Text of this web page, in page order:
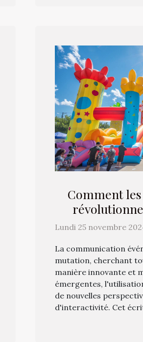
Comment
Lundi 25 novembre
La communication
mutation, cherchant
manière innovante et
émergentes,
de nouvelles
d'interactivité. Cet